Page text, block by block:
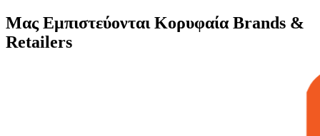
Μας Εμπιστεύονται Κορυφαία Brands &
Retailers